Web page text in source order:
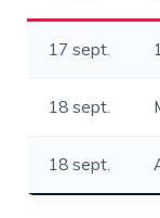
17 sept.
18 sept.
18 sept.